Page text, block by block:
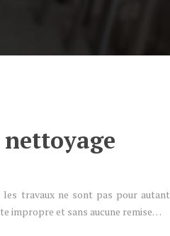
travaux ne sont pas pour autant
impropre et sans aucune remise…